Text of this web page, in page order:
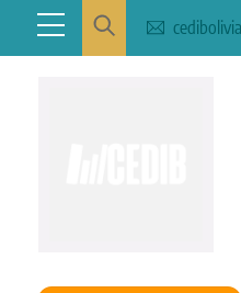
content
Menu